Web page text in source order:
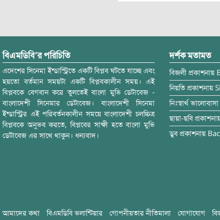
বিএমডিবি’র পরিচিতি
এদেশের সিনেমা ইন্ডাস্ট্রিতে একটি বিপ্লব ঘটতে যাচ্ছে এবং
হয়তো বর্তমান সময়টা একটি বিপ্লবকালীন সময়। এই
বিপ্লবকে বেগবান করে তুলতেই বাংলা মুভি ডেটাবেজ -
বাংলাদেশী সিনেমার ডেটাবেজ। বাংলাদেশী সিনেমা
ইন্ডাস্ট্রির এই পরিবর্তনকালীন সময়ে বাংলাদেশী চলচ্চিত্র
বিপ্লবকে অনুভব করতে, বিপ্লবের সাক্ষী হতে বাংলা মুভি
ডেটাবেজ এর সাথে থাকুন। ধন্যবাদ।
দর্শক মতামত
বিজলী প্রকাশনায়
নিয়তি প্রকাশনায়
নিঃস্বার্থ ভালোবাসা
ছায়া-ছবি
ডুব প্রকাশনায়
আমাদের কথা বিএমডিবি ভলান্টিয়ার গোপনীয়তার নীতিমালা যোগাযোগ